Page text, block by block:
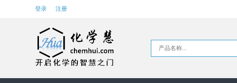
登录 注册